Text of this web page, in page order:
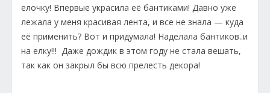
елочку! Впервые украсила её бантиками! Давно уже
лежала у меня красивая лента, и все не знала — куда
её применить? Вот и придумала! Наделала бантиков..и
на елку!!! Даже дождик в этом году не стала вешать,
так как он закрыл бы всю прелесть декора!